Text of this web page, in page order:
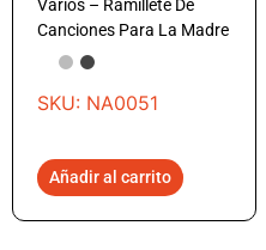
Varios – Ramillete De
Canciones Para La Madre
SKU: NA0051
Añadir al carrito